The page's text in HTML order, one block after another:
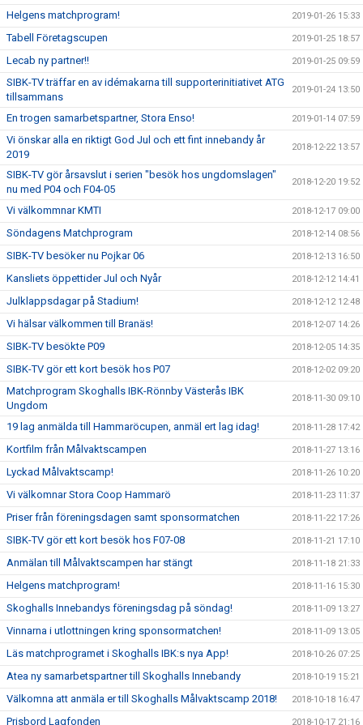
Helgens matchprogram! 2019-01-26 15:33
Tabell Företagscupen 2019-01-25 18:57
Lecab ny partner!! 2019-01-25 09:59
SIBK-TV träffar en av idémakarna till supporterinitiativet ATG
tillsammans
2019-01-24 13:50
En trogen samarbetspartner, Stora Enso! 2019-01-14 07:59
Vi önskar alla en riktigt God Jul och ett fint innebandy år
2019
2018-12-22 13:57
SIBK-TV gör årsavslut i serien "besök hos ungdomslagen"
nu med P04 och F04-05
2018-12-20 19:52
Vi välkommnar KMTI 2018-12-17 09:00
Söndagens Matchprogram 2018-12-14 08:56
SIBK-TV besöker nu Pojkar 06 2018-12-13 16:50
Kansliets öppettider Jul och Nyår 2018-12-12 14:41
Julklappsdagar på Stadium! 2018-12-12 12:48
Vi hälsar välkommen till Branäs! 2018-12-07 14:26
SIBK-TV besökte P09 2018-12-05 14:35
SIBK-TV gör ett kort besök hos P07 2018-12-02 09:20
Matchprogram Skoghalls IBK-Rönnby Västerås IBK
Ungdom
2018-11-30 09:10
19 lag anmälda till Hammaröcupen, anmäl ert lag idag! 2018-11-28 17:42
Kortfilm från Målvaktscampen 2018-11-27 13:16
Lyckad Målvaktscamp! 2018-11-26 10:20
Vi välkomnar Stora Coop Hammarö 2018-11-23 11:37
Priser från föreningsdagen samt sponsormatchen 2018-11-22 17:26
SIBK-TV gör ett kort besök hos F07-08 2018-11-21 17:10
Anmälan till Målvaktscampen har stängt 2018-11-18 21:33
Helgens matchprogram! 2018-11-16 15:30
Skoghalls Innebandys föreningsdag på söndag! 2018-11-09 13:27
Vinnarna i utlottningen kring sponsormatchen! 2018-11-09 13:05
Läs matchprogramet i Skoghalls IBK:s nya App! 2018-10-26 07:25
Atea ny samarbetspartner till Skoghalls Innebandy 2018-10-19 15:21
Välkomna att anmäla er till Skoghalls Målvaktscamp 2018! 2018-10-18 16:47
Prisbord Lagfonden 2018-10-17 21:16